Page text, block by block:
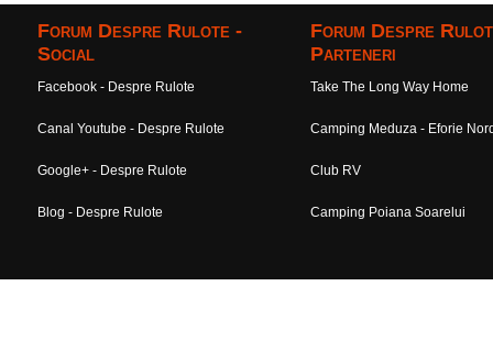
Forum Despre Rulote -
Social
Facebook - Despre Rulote
Canal Youtube - Despre Rulote
Google+ - Despre Rulote
Blog - Despre Rulote
Forum Despre
Parteneri
Take The Long Way Home
Camping Meduza - Eforie
Club RV
Camping Poiana Soarelui